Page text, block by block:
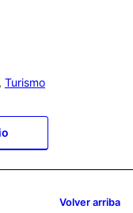
, Turismo
Volver arriba